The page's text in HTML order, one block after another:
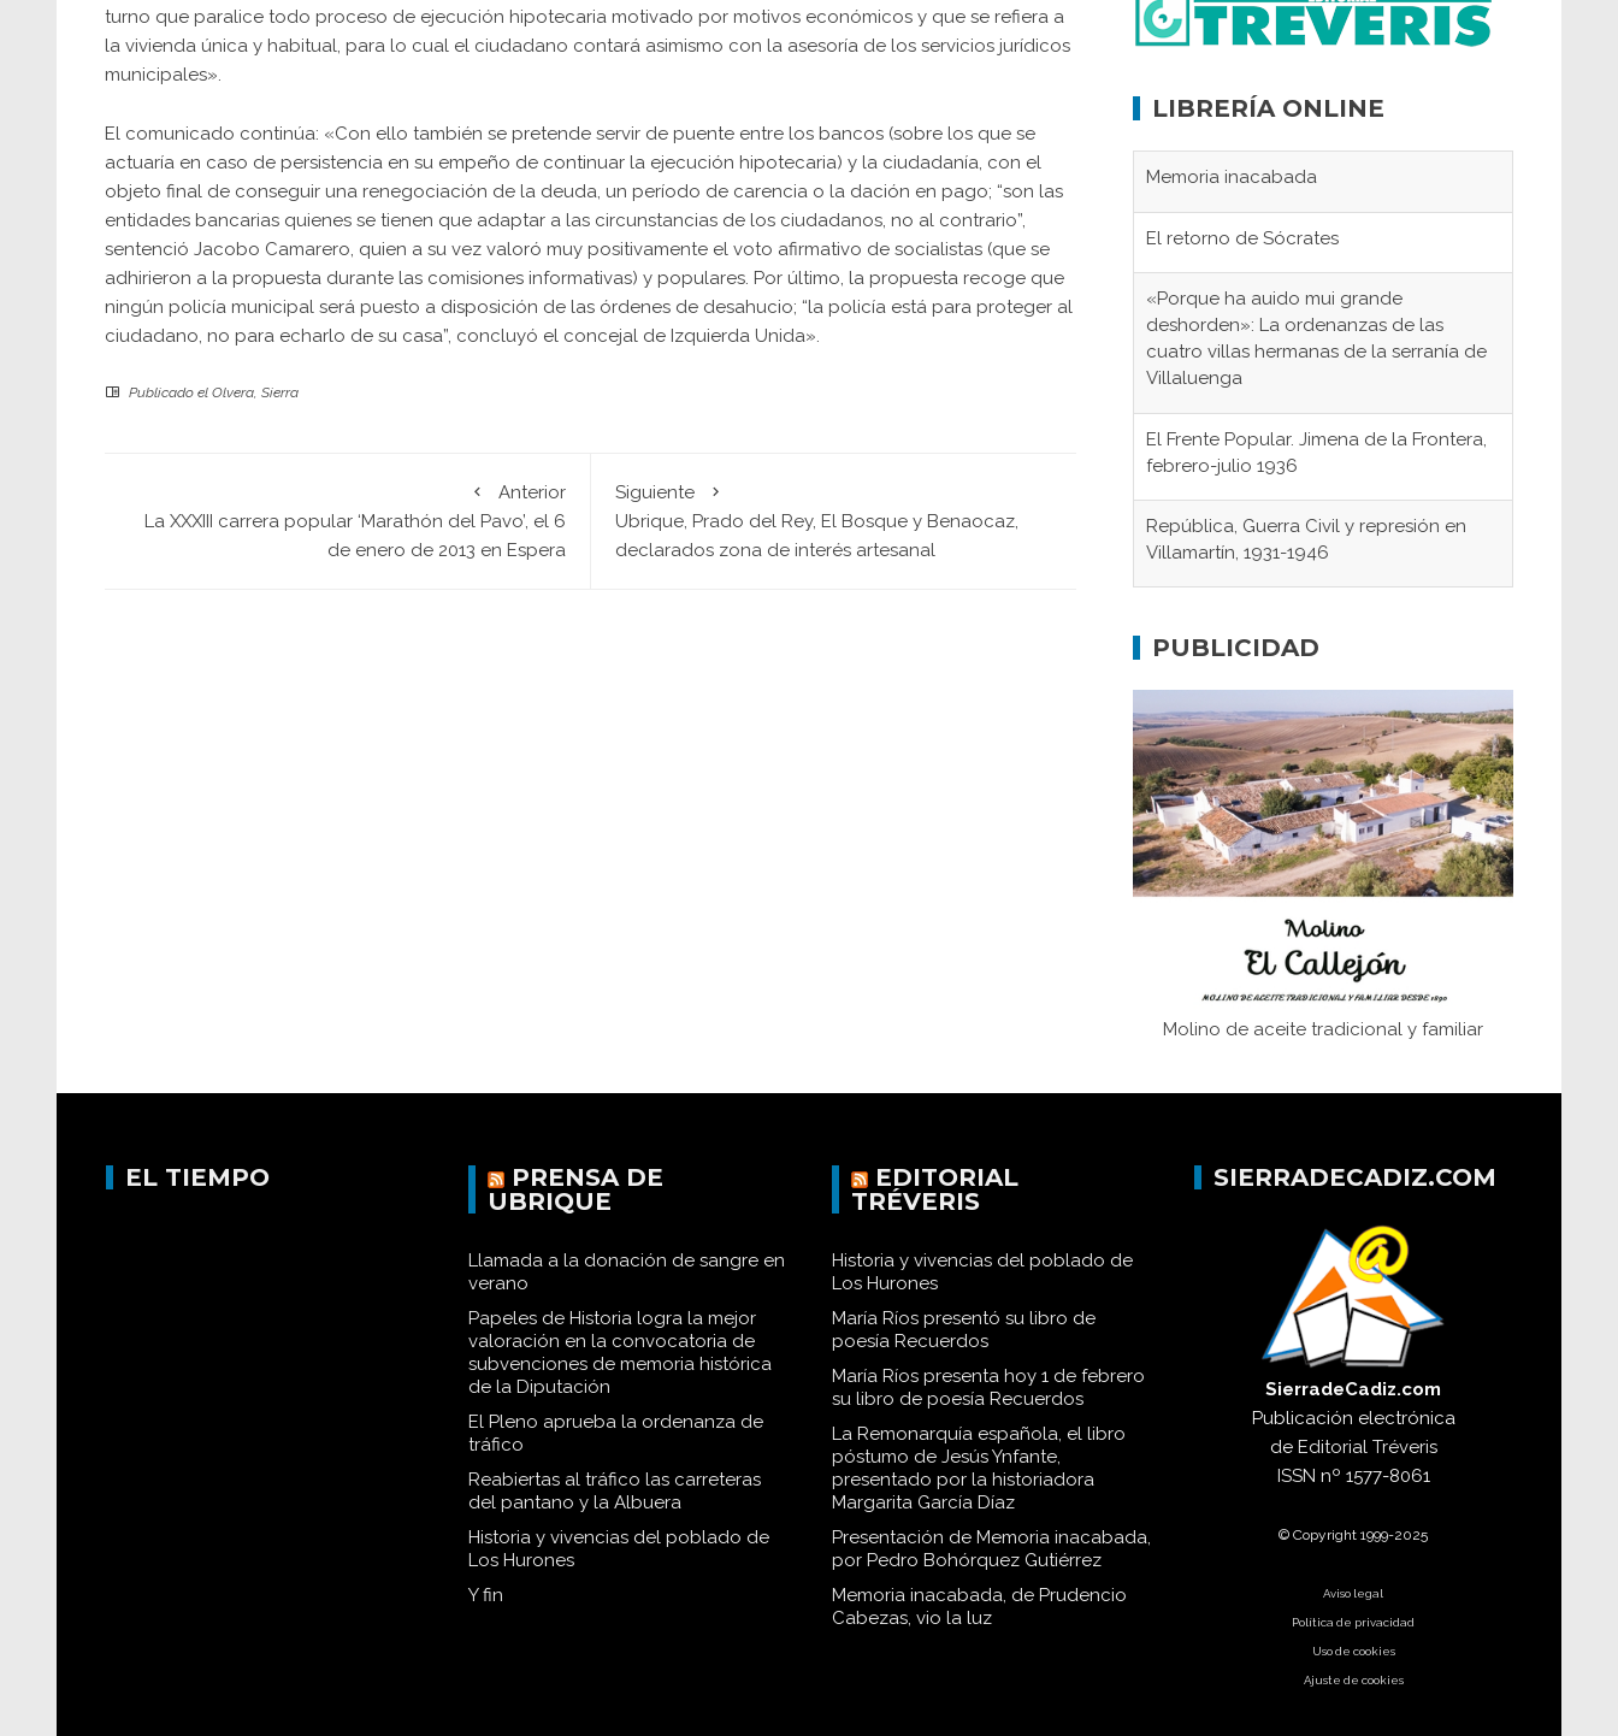
turno que paralice todo proceso de ejecución hipotecaria motivado por motivos económicos y que se refiera a
la vivienda única y habitual, para lo cual el ciudadano contará asimismo con la asesoría de los servicios jurídicos
municipales».
El comunicado continúa: «Con ello también se pretende servir de puente entre los bancos (sobre los que se
actuaría en caso de persistencia en su empeño de continuar la ejecución hipotecaria) y la ciudadanía, con el
objeto final de conseguir una renegociación de la deuda, un período de carencia o la dación en pago; “son las
entidades bancarias quienes se tienen que adaptar a las circunstancias de los ciudadanos, no al contrario”,
sentenció Jacobo Camarero, quien a su vez valoró muy positivamente el voto afirmativo de socialistas (que se
adhirieron a la propuesta durante las comisiones informativas) y populares. Por último, la propuesta recoge que
ningún policía municipal será puesto a disposición de las órdenes de desahucio; “la policía está para proteger al
ciudadano, no para echarlo de su casa”, concluyó el concejal de Izquierda Unida».
Publicado el Olvera, Sierra
Anterior
La XXXIII carrera popular ‘Marathón del Pavo’, el 6
de enero de 2013 en Espera
Siguiente
Ubrique, Prado del Rey, El Bosque y Benaocaz,
declarados zona de interés artesanal
LIBRERÍA ONLINE
Memoria inacabada
El retorno de Sócrates
«Porque ha auido mui grande
deshorden»: La ordenanzas de las
cuatro villas hermanas de la serranía de
Villaluenga
El Frente Popular. Jimena de la Frontera,
febrero-julio 1936
República, Guerra Civil y represión en
Villamartín, 1931-1946
concentración nazis
fundaciones de Bornos
El Frente Popular. Ubrique, febrero-julio
1936
Juntar las letras. La alfabetización en el
campo: del afán de saber a la
Historia y vivencias del poblado de Los
PUBLICIDAD
Molino de aceite tradicional y familiar
EL TIEMPO
PRENSA DE
UBRIQUE
Llamada a la donación de sangre en
verano
Papeles de Historia logra la mejor
valoración en la convocatoria de
subvenciones de memoria histórica
de la Diputación
El Pleno aprueba la ordenanza de
tráfico
Reabiertas al tráfico las carreteras
del pantano y la Albuera
Historia y vivencias del poblado de
Los Hurones
Y fin
EDITORIAL
TRÉVERIS
Historia y vivencias del poblado de
Los Hurones
María Ríos presentó su libro de
poesía Recuerdos
María Ríos presenta hoy 1 de febrero
su libro de poesía Recuerdos
La Remonarquía española, el libro
póstumo de Jesús Ynfante,
presentado por la historiadora
Margarita García Díaz
Presentación de Memoria inacabada,
por Pedro Bohórquez Gutiérrez
Memoria inacabada, de Prudencio
Cabezas, vio la luz
SIERRADECADIZ.COM
SierradeCadiz.com
Publicación electrónica
de Editorial Tréveris
ISSN nº 1577-8061
© Copyright 1999-2025
Aviso legal
Política de privacidad
Uso de cookies
Ajuste de cookies